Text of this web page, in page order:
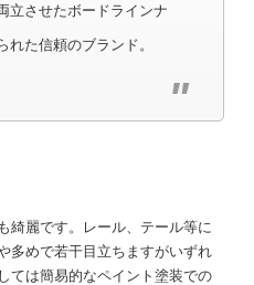
立させたボードラインナ
れた信頼のブランド。
綺麗です。レール、テール等に
多めで若干目立ちますがいずれ
ては簡易的なペイント塗装での